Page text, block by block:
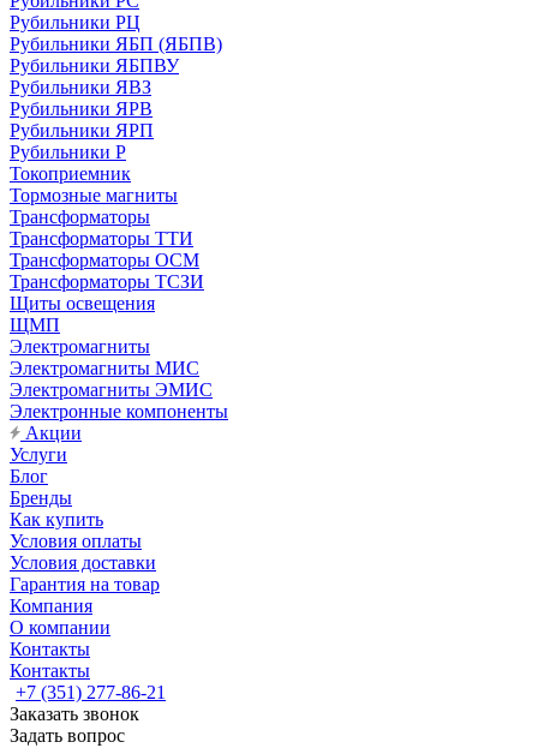
Рубильники РЦ
Рубильники ЯБП (ЯБПВ)
Рубильники ЯБПВУ
Рубильники ЯВЗ
Рубильники ЯРВ
Рубильники ЯРП
Рубильники Р
Токоприемник
Тормозные магниты
Трансформаторы
Трансформаторы ТТИ
Трансформаторы ОСМ
Трансформаторы ТСЗИ
Щиты освещения
ЩМП
Электромагниты
Электромагниты МИС
Электромагниты ЭМИС
Электронные компоненты
Акции
Услуги
Блог
Бренды
Как купить
Условия оплаты
Условия доставки
Гарантия на товар
Компания
О компании
Контакты
Контакты
+7 (351) 277-86-21
Заказать звонок
Задать вопрос